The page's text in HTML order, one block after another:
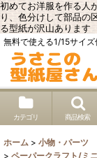
初めてお洋服を作る人
り、色分けして部品の
る型紙が沢山あります
無料で使える1/15サイ
カテゴリ 商品検索
ホーム > 小物・パーツ
> ペーパークラフト/ミ